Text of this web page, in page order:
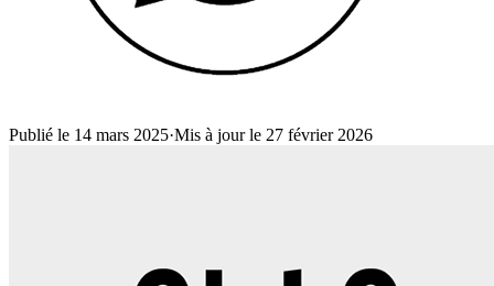
Publié le 14 mars 2025·Mis à jour le 27 février 2026